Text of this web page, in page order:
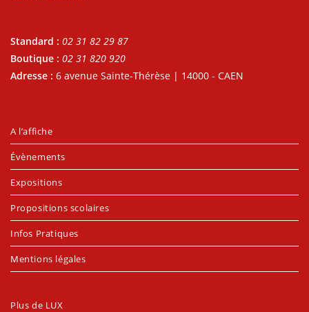
Standard : 02 31 82 29 87
Boutique : 02 31 820 920
Adresse : 6 avenue Sainte-Thérèse | 14000 - CAEN
A l’affiche
Évènements
Expositions
Propositions scolaires
Infos Pratiques
Mentions légales
Plus de LUX